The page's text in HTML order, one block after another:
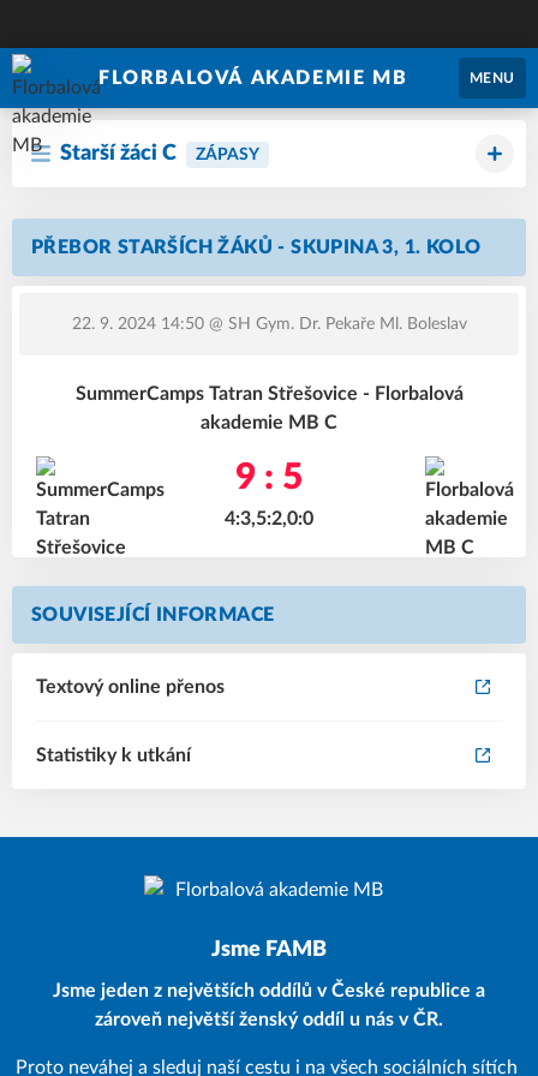
FLORBALOVÁ AKADEMIE MB MENU
Starší žáci C ZÁPASY
PŘEBOR STARŠÍCH ŽÁKŮ - SKUPINA 3, 1. KOLO
22. 9. 2024 14:50@ SH Gym. Dr. Pekaře Ml. Boleslav
SummerCamps Tatran Střešovice - Florbalová
akademie MB C
9 : 5
4:3,5:2,0:0
SOUVISEJÍCÍ INFORMACE
Textový online přenos
Statistiky k utkání
Jsme FAMB
Jsme jeden z největších oddílů v České republice a
zároveň největší ženský oddíl u nás v ČR.
Proto neváhej a sleduj naší cestu i na všech sociálních sítích